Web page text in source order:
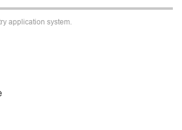
application system.